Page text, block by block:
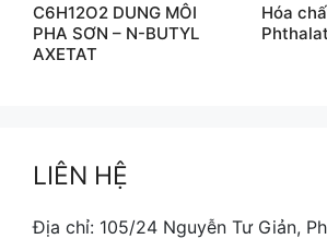
C6H12O2 DUNG MÔI
PHA SƠN – N-BUTYL
AXETAT
Hóa
LIÊN HỆ
Địa chỉ: 105/24 Nguyễn Tư Giản,